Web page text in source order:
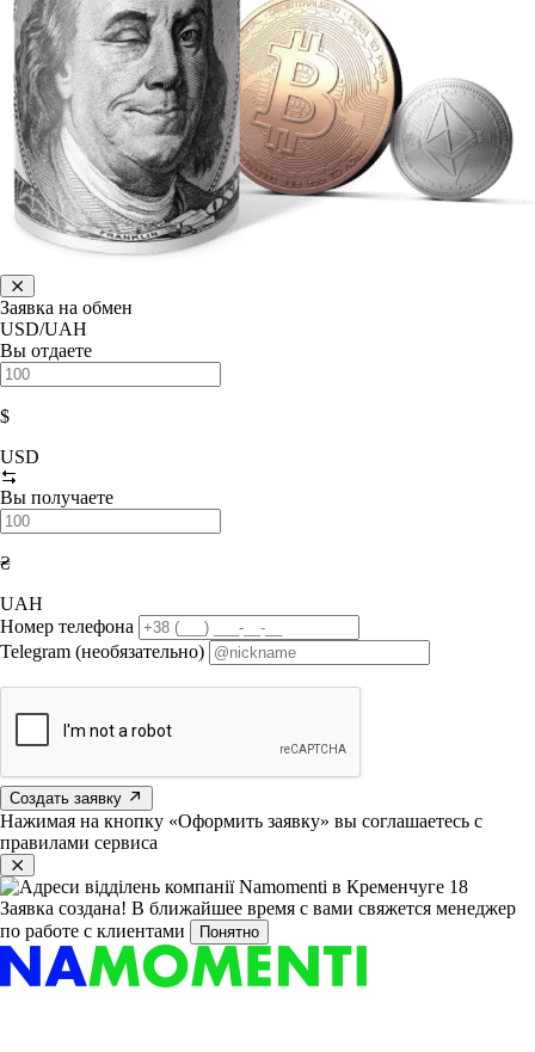
Заявка на обмен
USD/UAH
Вы отдаете
$
USD
Вы получаете
₴
UAH
Номер телефона
Telegram (необязательно)
Создать заявку
Нажимая на кнопку «Оформить заявку» вы соглашаетесь с
правилами сервиса
Заявка создана! В ближайшее время с вами свяжется менеджер
по работе с клиентами
Понятно